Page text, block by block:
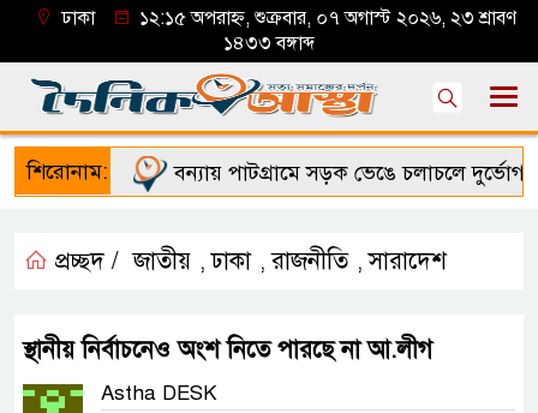
ঢাকা
১২:১৫ অপরাহ্ন, শুক্রবার, ০৭ অগাস্ট ২০২৬, ২৩ শ্রাবণ
১৪৩৩ বঙ্গাব্দ
শিরোনাম: বন্যায় পাটগ্রামে সড়ক ভেঙে চলাচলে দুর্ভোগ
প্রচ্ছদ / জাতীয় ,ঢাকা ,রাজনীতি ,সারাদেশ
স্থানীয় নির্বাচনেও অংশ নিতে পারছে না আ.লীগ
Astha DESK